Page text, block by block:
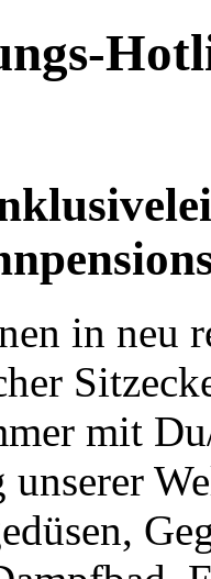
in neu
mit
unserer